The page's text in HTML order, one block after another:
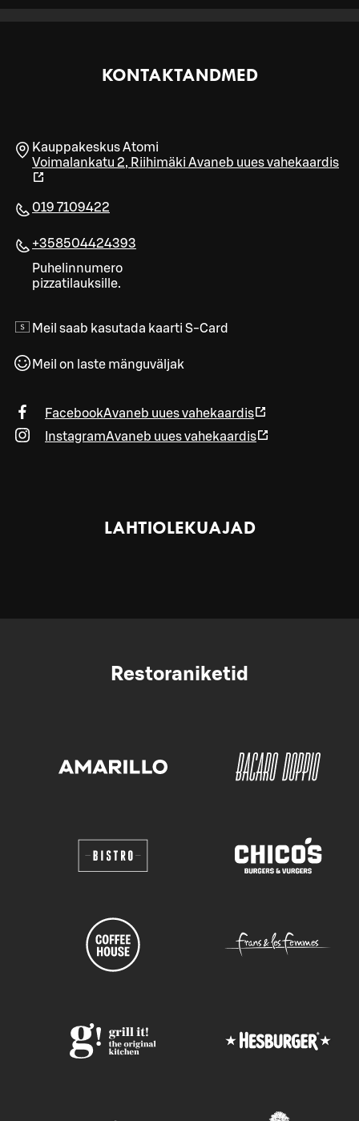
KONTAKTANDMED
Kauppakeskus Atomi
Voimalankatu 2, Riihimäki Avaneb uues vahekaardis
019 7109422
+358504424393
Puhelinnumero
pizzatilauksille.
Meil saab kasutada kaarti S-Card
Meil on laste mänguväljak
FacebookAvaneb uues vahekaardis
InstagramAvaneb uues vahekaardis
LAHTIOLEKUAJAD
Restoraniketid